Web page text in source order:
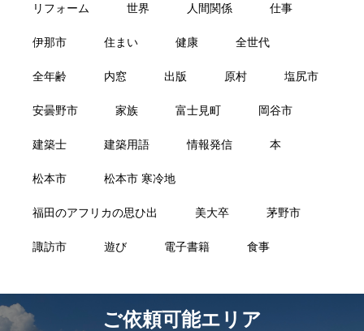
リフォーム 世界 人間関係 仕事
伊那市 住まい 健康 全世代
全年齢 内窓 出版 原村 塩尻市
安曇野市 家族 富士見町 岡谷市
建築士 建築用語 情報発信 本
松本市 松本市 寒冷地
福田のアフリカの思ひ出 美大卒 茅野市
諏訪市 遊び 電子書籍 食事
ご依頼可能エリア